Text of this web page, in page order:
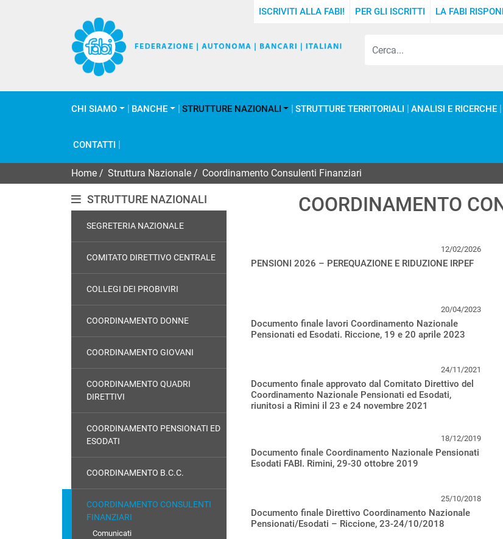
ISCRIVITI ALLA FABI! PER GLI ISCRITTI LA FABI
CHI SIAMO BANCHE STRUTTURE NAZIONALI STRUTTURE TERRITORIALI ANALISI E RICERCHE
CONTATTI
Home Struttura Nazionale Coordinamento Consulenti Finanziari
STRUTTURE NAZIONALI
SEGRETERIA NAZIONALE
COMITATO DIRETTIVO CENTRALE
COLLEGI DEI PROBIVIRI
COORDINAMENTO DONNE
COORDINAMENTO GIOVANI
COORDINAMENTO QUADRI
DIRETTIVI
COORDINAMENTO PENSIONATI ED
ESODATI
COORDINAMENTO B.C.C.
COORDINAMENTO CONSULENTI
FINANZIARI
Comunicati
COORDINAMENTO
12/02/2026
PENSIONI 2026 – PEREQUAZIONE E RIDUZIONE IRPEF
20/04/2023
Documento finale lavori Coordinamento Nazionale
Pensionati ed Esodati. Riccione, 19 e 20 aprile 2023
24/11/2021
Documento finale approvato dal Comitato Direttivo del
Coordinamento Nazionale Pensionati ed Esodati,
riunitosi a Rimini il 23 e 24 novembre 2021
18/12/2019
Documento finale Coordinamento Nazionale Pensionati
Esodati FABI. Rimini, 29-30 ottobre 2019
25/10/2018
Documento finale Direttivo Coordinamento Nazionale
Pensionati/Esodati – Riccione, 23-24/10/2018